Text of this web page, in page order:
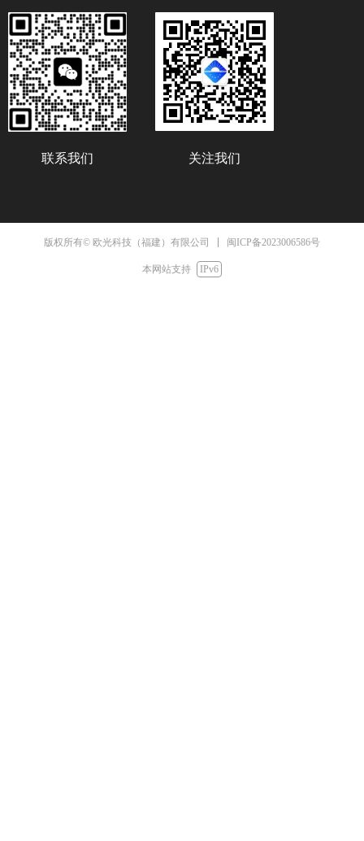
联系我们 关注我们
版权所有© 欧光科技（福建）有限公司 闽ICP备2023006586号
本网站支持 IPv6